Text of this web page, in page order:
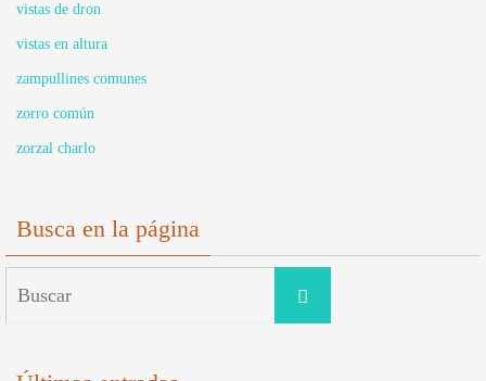
vistas de dron
vistas en altura
zampullines comunes
zorro común
zorzal charlo
Busca en la página
Buscar